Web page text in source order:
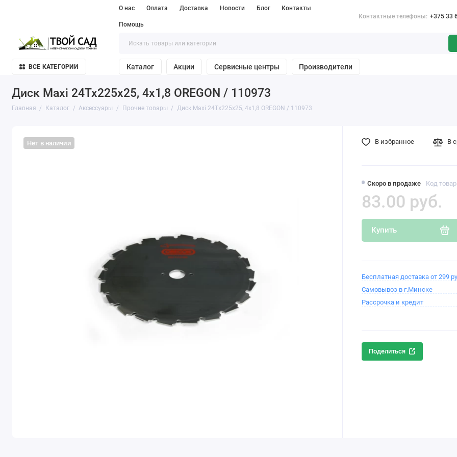
О нас Оплата Доставка Новости Блог Контакты
Помощь
Контактные телефоны: +375 33
ВСЕ КАТЕГОРИИ Каталог Акции Сервисные центры Производители
Диск Maxi 24Tx225x25, 4x1,8 OREGON / 110973
Главная Каталог Аксессуары Прочие товары Диск Maxi 24Tx225x25, 4x1,8 OREGON / 110973
Нет в наличии
Скоро в продаже Код
83.00 pуб.
Купить
В избранное В
Бесплатная доставка от 299
Самовывоз в г.Минске
Рассрочка и кредит
Поделиться